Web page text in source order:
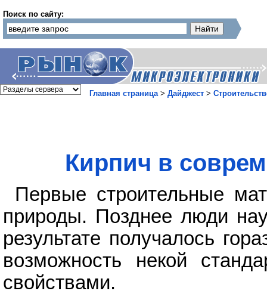
Поиск по сайту:
Главная страница> Дайджест >
Кирпич в
Первые строительные
природы. Позднее люди
результате получалось
возможность некой
свойствами.